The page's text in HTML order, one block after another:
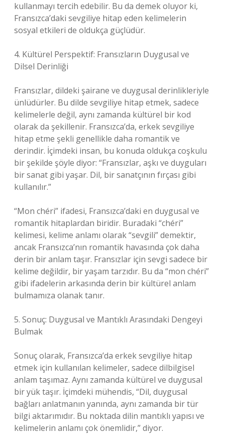
kullanmayı tercih edebilir. Bu da demek oluyor ki,
Fransızca’daki sevgiliye hitap eden kelimelerin
sosyal etkileri de oldukça güçlüdür.
4. Kültürel Perspektif: Fransızların Duygusal ve
Dilsel Derinliği
Fransızlar, dildeki şairane ve duygusal derinlikleriyle
ünlüdürler. Bu dilde sevgiliye hitap etmek, sadece
kelimelerle değil, aynı zamanda kültürel bir kod
olarak da şekillenir. Fransızca’da, erkek sevgiliye
hitap etme şekli genellikle daha romantik ve
derindir. İçimdeki insan, bu konuda oldukça coşkulu
bir şekilde şöyle diyor: “Fransızlar, aşkı ve duyguları
bir sanat gibi yaşar. Dil, bir sanatçının fırçası gibi
kullanılır.”
“Mon chéri” ifadesi, Fransızca’daki en duygusal ve
romantik hitaplardan biridir. Buradaki “chéri”
kelimesi, kelime anlamı olarak “sevgili” demektir,
ancak Fransızca’nın romantik havasında çok daha
derin bir anlam taşır. Fransızlar için sevgi sadece bir
kelime değildir, bir yaşam tarzıdır. Bu da “mon chéri”
gibi ifadelerin arkasında derin bir kültürel anlam
bulmamıza olanak tanır.
5. Sonuç: Duygusal ve Mantıklı Arasındaki Dengeyi
Bulmak
Sonuç olarak, Fransızca’da erkek sevgiliye hitap
etmek için kullanılan kelimeler, sadece dilbilgisel
anlam taşımaz. Aynı zamanda kültürel ve duygusal
bir yük taşır. İçimdeki mühendis, “Dil, duygusal
bağları anlatmanın yanında, aynı zamanda bir tür
bilgi aktarımıdır. Bu noktada dilin mantıklı yapısı ve
kelimelerin anlamı çok önemlidir,” diyor.